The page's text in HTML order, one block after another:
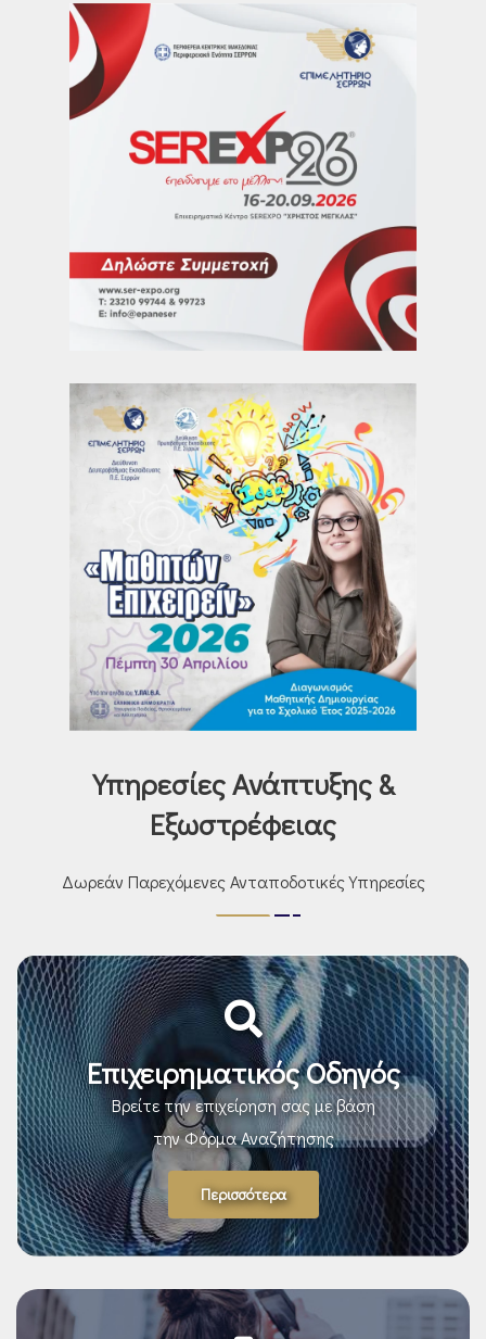
Υπηρεσίες Ανάπτυξης &
Εξωστρέφειας
Δωρεάν Παρεχόμενες Ανταποδοτικές Υπηρεσίες
Επιχειρηματικός Οδηγός
Βρείτε την επιχείρηση σας με βάση
την Φόρμα Αναζήτησης
Περισσότερα